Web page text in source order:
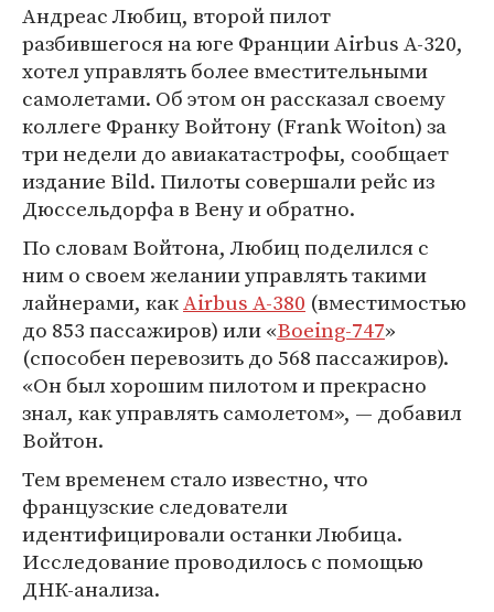
Андреас Любиц, второй пилот
разбившегося на юге Франции Airbus А-320,
хотел управлять более вместительными
самолетами. Об этом он рассказал своему
коллеге Франку Войтону (Frank Woiton) за
три недели до авиакатастрофы, сообщает
издание Bild. Пилоты совершали рейс из
Дюссельдорфа в Вену и обратно.
По словам Войтона, Любиц поделился с
ним о своем желании управлять такими
лайнерами, какAirbus A-380 (вместимостью
до 853 пассажиров) или «Boeing-747»
(способен перевозить до 568 пассажиров).
«Он был хорошим пилотом и прекрасно
знал, как управлять самолетом», — добавил
Войтон.
Тем временем стало известно, что
французские следователи
идентифицировали останки Любица.
Исследование проводилось с помощью
ДНК-анализа.